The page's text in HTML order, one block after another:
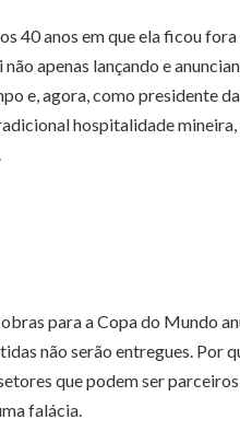
40 anos em que ela ficou
apenas lançando e
e, agora, como presidente
hospitalidade
para a Copa do Mundo
não serão entregues. Por
que podem ser
falácia.